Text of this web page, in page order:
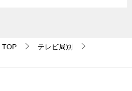
TOP
テレビ局別